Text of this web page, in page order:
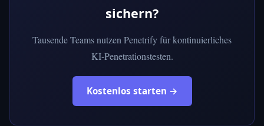
sichern?
Tausende Teams nutzen Penetrify für kontinuierliches
KI-Penetrationstesten.
Kostenlos starten →